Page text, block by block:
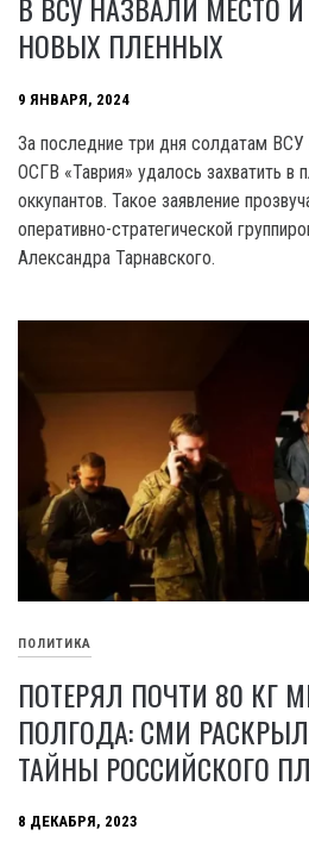
В ВСУ НАЗВАЛИ МЕСТО
НОВЫХ ПЛЕННЫХ
9 ЯНВАРЯ, 2024
За последние три дня солдатам ВСУ
ОСГВ «Таврия» удалось захватить в
оккупантов. Такое заявление
оперативно-стратегической
Александра Тарнавского.
ПОЛИТИКА
ПОТЕРЯЛ ПОЧТИ 80 КГ
ПОЛГОДА: СМИ
ТАЙНЫ РОССИЙСКОГО
8 ДЕКАБРЯ, 2023